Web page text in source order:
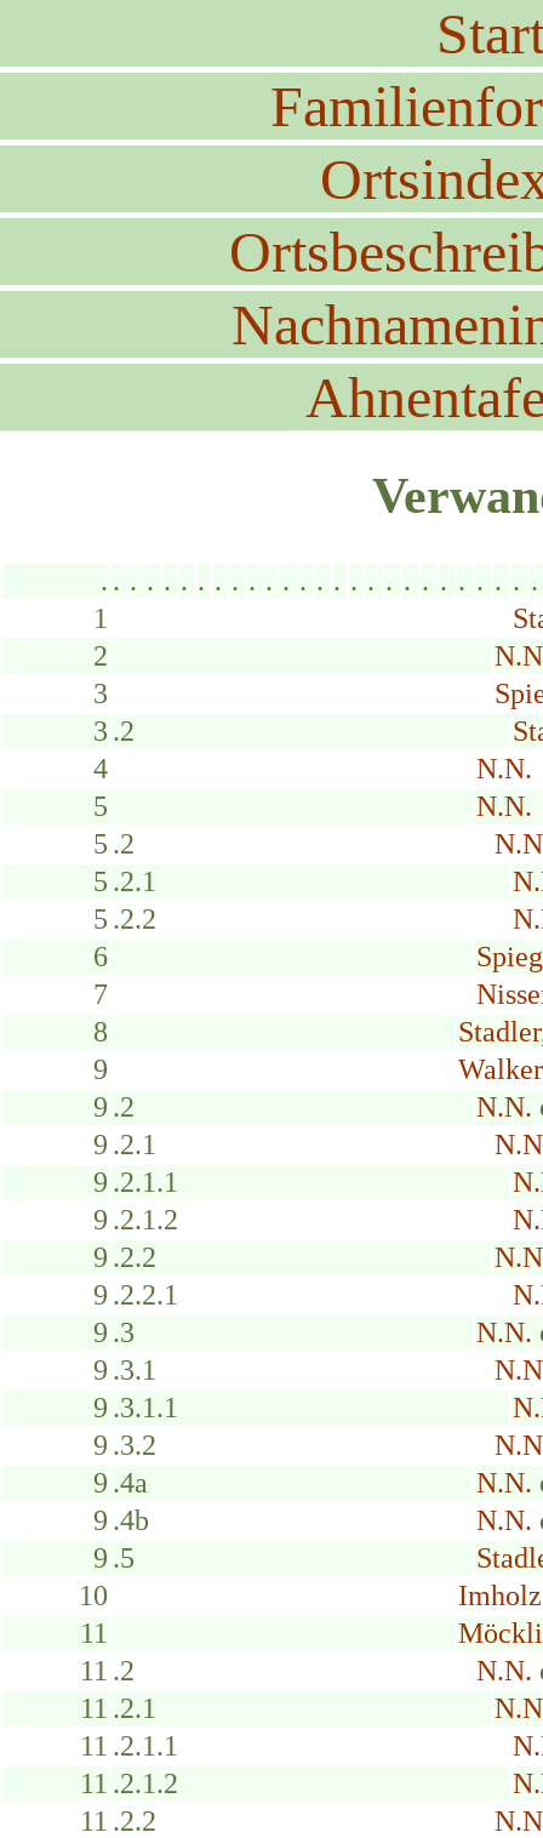
. . . . . . . . . . . . . . . . . . . . . . . . . .
1
2
3
3 .2
4
N.N.
5
N.N.
5 .2
5 .2.1
5 .2.2
6
7
8
9
9 .2 N.N.
9 .2.1
9 .2.1.1
9 .2.1.2
9 .2.2
9 .2.2.1
9 .3 N.N.
9 .3.1
9 .3.1.1
9 .3.2
9 .4a N.N.
9 .4b N.N.
9 .5
10
11
11 .2 N.N.
11 .2.1
11 .2.1.1
11 .2.1.2
11 .2.2